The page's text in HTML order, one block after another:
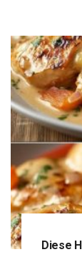
Diese